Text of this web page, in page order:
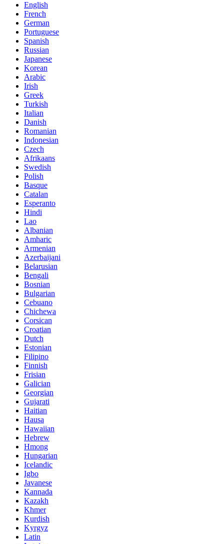
English
French
German
Portuguese
Spanish
Russian
Japanese
Korean
Arabic
Irish
Greek
Turkish
Italian
Danish
Romanian
Indonesian
Czech
Afrikaans
Swedish
Polish
Basque
Catalan
Esperanto
Hindi
Lao
Albanian
Amharic
Armenian
Azerbaijani
Belarusian
Bengali
Bosnian
Bulgarian
Cebuano
Chichewa
Corsican
Croatian
Dutch
Estonian
Filipino
Finnish
Frisian
Galician
Georgian
Gujarati
Haitian
Hausa
Hawaiian
Hebrew
Hmong
Hungarian
Icelandic
Igbo
Javanese
Kannada
Kazakh
Khmer
Kurdish
Kyrgyz
Latin